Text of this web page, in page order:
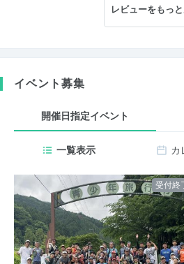
レビューをもっ
イベント募集
開催日指定イベント
一覧表示 カ
受付終